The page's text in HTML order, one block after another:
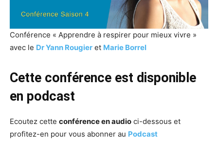
Conférence « Apprendre à respirer pour mieux vivre »
avec le Dr Yann Rougier et Marie Borrel
Cette conférence est disponible
en podcast
Ecoutez cette conférence en audio ci-dessous et
profitez-en pour vous abonner au Podcast